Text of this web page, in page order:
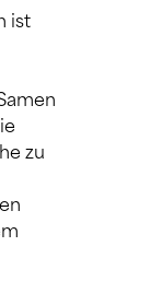
ist
zu